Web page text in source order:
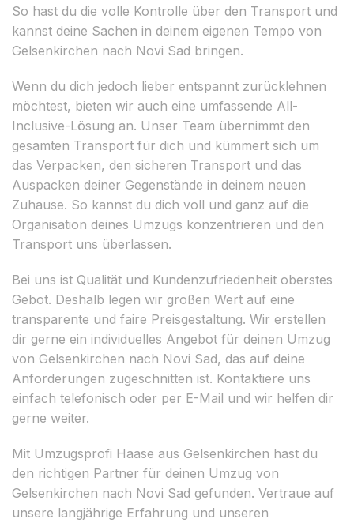
So hast du die volle Kontrolle über den Transport und
kannst deine Sachen in deinem eigenen Tempo von
Gelsenkirchen nach Novi Sad bringen.
Wenn du dich jedoch lieber entspannt zurücklehnen
möchtest, bieten wir auch eine umfassende All-
Inclusive-Lösung an. Unser Team übernimmt den
gesamten Transport für dich und kümmert sich um
das Verpacken, den sicheren Transport und das
Auspacken deiner Gegenstände in deinem neuen
Zuhause. So kannst du dich voll und ganz auf die
Organisation deines Umzugs konzentrieren und den
Transport uns überlassen.
Bei uns ist Qualität und Kundenzufriedenheit oberstes
Gebot. Deshalb legen wir großen Wert auf eine
transparente und faire Preisgestaltung. Wir erstellen
dir gerne ein individuelles Angebot für deinen Umzug
von Gelsenkirchen nach Novi Sad, das auf deine
Anforderungen zugeschnitten ist. Kontaktiere uns
einfach telefonisch oder per E-Mail und wir helfen dir
gerne weiter.
Mit Umzugsprofi Haase aus Gelsenkirchen hast du
den richtigen Partner für deinen Umzug von
Gelsenkirchen nach Novi Sad gefunden. Vertraue auf
unsere langjährige Erfahrung und unseren